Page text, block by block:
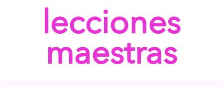
lecciones
maestras